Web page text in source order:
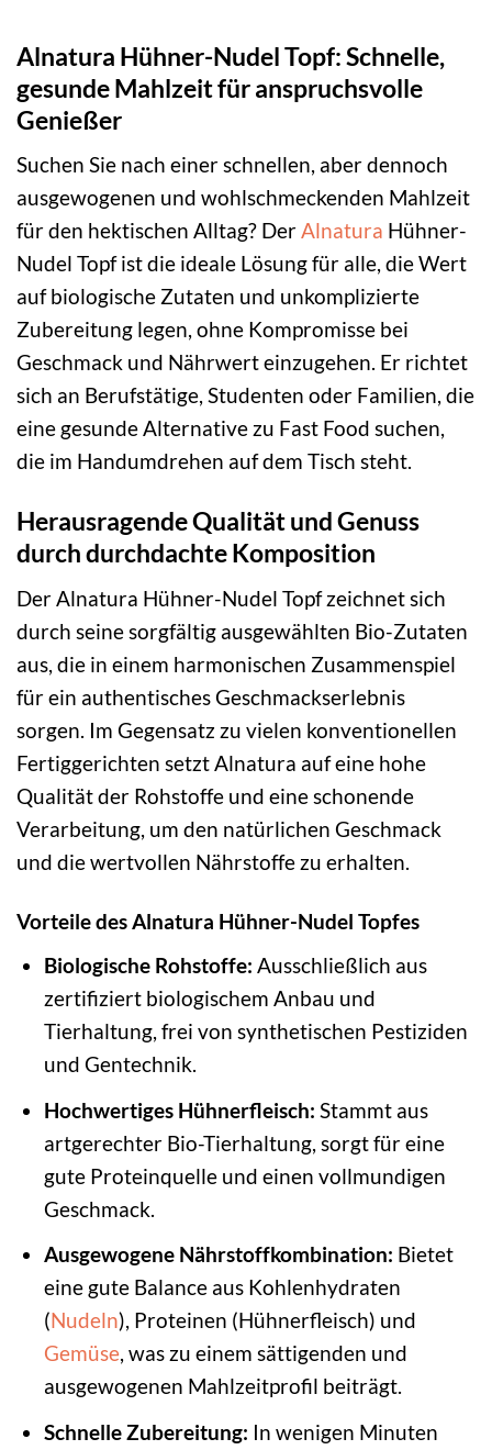
Alnatura Hühner-Nudel Topf: Schnelle,
gesunde Mahlzeit für anspruchsvolle
Genießer
Suchen Sie nach einer schnellen, aber dennoch
ausgewogenen und wohlschmeckenden Mahlzeit
für den hektischen Alltag? DerAlnatura Hühner-
Nudel Topf ist die ideale Lösung für alle, die Wert
auf biologische Zutaten und unkomplizierte
Zubereitung legen, ohne Kompromisse bei
Geschmack und Nährwert einzugehen. Er richtet
sich an Berufstätige, Studenten oder Familien, die
eine gesunde Alternative zu Fast Food suchen,
die im Handumdrehen auf dem Tisch steht.
Herausragende Qualität und Genuss
durch durchdachte Komposition
Der Alnatura Hühner-Nudel Topf zeichnet sich
durch seine sorgfältig ausgewählten Bio-Zutaten
aus, die in einem harmonischen Zusammenspiel
für ein authentisches Geschmackserlebnis
sorgen. Im Gegensatz zu vielen konventionellen
Fertiggerichten setzt Alnatura auf eine hohe
Qualität der Rohstoffe und eine schonende
Verarbeitung, um den natürlichen Geschmack
und die wertvollen Nährstoffe zu erhalten.
Vorteile des Alnatura Hühner-Nudel Topfes
Biologische Rohstoffe: Ausschließlich aus
zertifiziert biologischem Anbau und
Tierhaltung, frei von synthetischen Pestiziden
und Gentechnik.
Hochwertiges Hühnerfleisch: Stammt aus
artgerechter Bio-Tierhaltung, sorgt für eine
gute Proteinquelle und einen vollmundigen
Geschmack.
Ausgewogene Nährstoffkombination: Bietet
eine gute Balance aus Kohlenhydraten
(Nudeln), Proteinen (Hühnerfleisch) und
Gemüse, was zu einem sättigenden und
ausgewogenen Mahlzeitprofil beiträgt.
Schnelle Zubereitung: In wenigen Minuten